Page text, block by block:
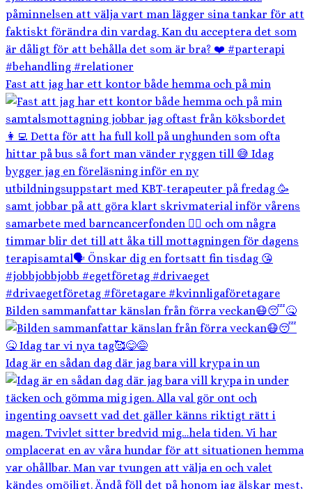
Fast att jag har ett kontor både hemma och på min
Bilden sammanfattar känslan från förra veckan😷😴🤒
Idag är en sådan dag där jag bara vill krypa in un